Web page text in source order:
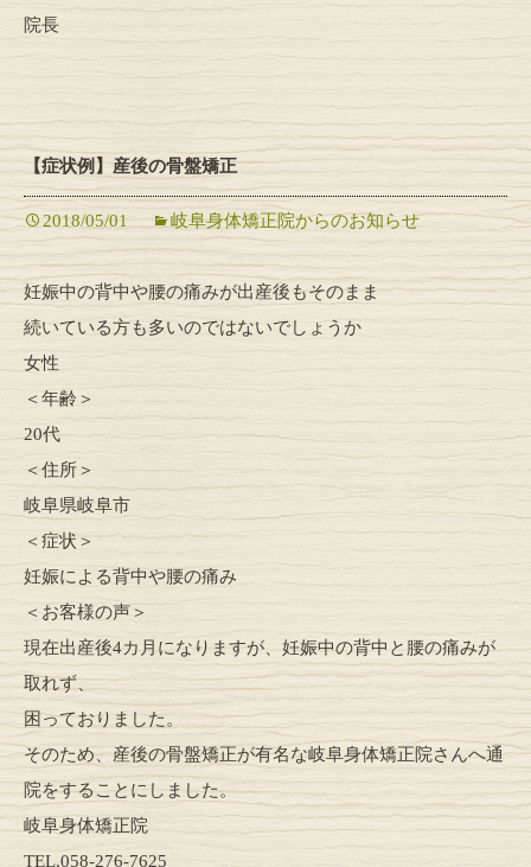
院長
【症状例】産後の骨盤矯正
2018/05/01 岐阜身体矯正院からのお知らせ
妊娠中の背中や腰の痛みが出産後もそのまま
続いている方も多いのではないでしょうか
女性
＜年齢＞
20代
＜住所＞
岐阜県岐阜市
＜症状＞
妊娠による背中や腰の痛み
＜お客様の声＞
現在出産後4カ月になりますが、妊娠中の背中と腰の痛みが
取れず、
困っておりました。
そのため、産後の骨盤矯正が有名な岐阜身体矯正院さんへ通
院をすることにしました。
岐阜身体矯正院
TEL.058-276-7625